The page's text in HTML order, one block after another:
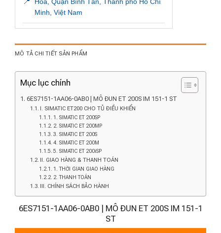
Minh, Việt Nam
MÔ TẢ CHI TIẾT SẢN PHẨM
Mục lục chính
6ES7151-1AA06-0AB0 | MÔ ĐUN ET 200S IM 151-1 ST
I. SIMATIC ET200 CHO TỦ ĐIỀU KHIỂN
1. SIMATIC ET 200SP
2. SIMATIC ET 200MP
3. SIMATIC ET 200S
4. SIMATIC ET 200M
5. SIMATIC ET 200iSP
II. GIAO HÀNG & THANH TOÁN
1. THỜI GIAN GIAO HÀNG
2. THANH TOÁN
III. CHÍNH SÁCH BẢO HÀNH
6ES7151-1AA06-0AB0 | MÔ ĐUN ET 200S IM 151-1
ST